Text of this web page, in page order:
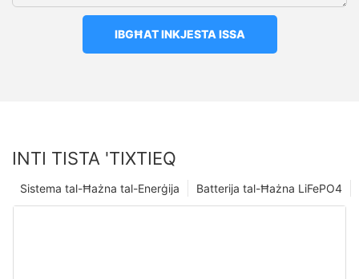
IBGĦAT INKJESTA ISSA
INTI TISTA 'TIXTIEQ
Batterija tal-Ħażna LiFePO4
Sistema tal-Ħażna tal-Enerġija